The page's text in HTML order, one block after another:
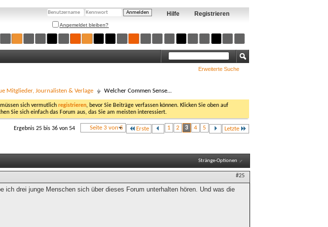
Registrieren
Hilfe
Angemeldet bleiben?
Erweiterte Suche
Mitglieder, Journalisten & Verlage Welcher Commen Sense...
sich vermutlich registrieren, bevor Sie Beiträge verfassen können. Klicken Sie oben auf
Sie sich einfach das Forum aus, das Sie am meisten interessiert.
Seite 3 von 5 Erste 1 2 3 4 5 Letzte
Ergebnis 25 bis 36 von 54
Stränge-Optionen
#25
ich drei junge Menschen sich über dieses Forum unterhalten hören. Und was die